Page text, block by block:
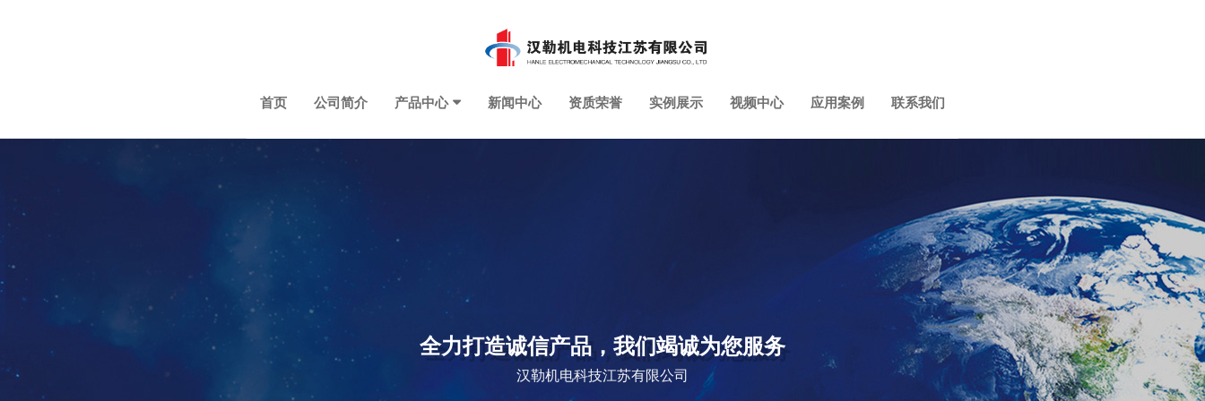
首页 公司简介 产品中心 新闻中心 资质荣誉 实例展示 视频中心 应用案例 联系我们
全力打造诚信产品，我们竭诚为您服务
汉勒机电科技江苏有限公司